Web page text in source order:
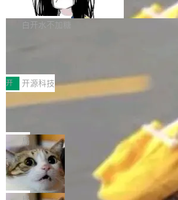
维基百科的替代方案。Lawfare 调查发现，
热门页面还是低关注度页面，均未出现近期更
erceptor…五六步之后才能看到第一行翻译文
本。 Solon 换了个方式。整个 i18n 模块围绕
支持 UPDATE、MERGE INTO 与 Iceb
erg V3
Apache Doris 4.1 要补齐的，正是缺失的那
半。在已有查询能力的基础上，Doris 进一步
常维护操作，并完整支持 Iceberg V3 格式。
白开水不加糖
村国家自主创新示范区会议中心开幕。本届大
由中关村智联软件服务业质量创新联盟主办，
“智构可信·质创未来——AI原生时代的质量新范
式”为主题，直面AI从实验室走向规模化产业
的核心质量命题。会上，《2026智能研发生
工具选型手册》发布，Testin云测的Testin
nt智能测试系统入选AI测试领域代表产品。对
O而言，这提示了一个转变：AI测试正在从效
工具升级为企业的质量基础设施。 CIO面对
开 开源科技
让非法状态不可表示：一篇关于 ADT
有一种东西，一旦用过就回不去了。Alex
eev 管它叫"软件设计的基石"。 他说的东西
鲜——代数数据类型（ADT），尤其是和类型
（sum type）。但他说清楚了一件事：这不是
型系统的学术体操，是日常编码的思维方式
章从一个简单的例子切入。一个网站的深色
局
Cloudflare 开源内部企业 AI 平台 Clou
dflare OS
Cloudflare 发布了一个开源项目 Cloudflare
S。如果你只看官方博客，你会觉得这是又一